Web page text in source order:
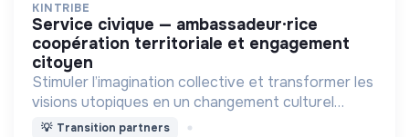
KINTRIBE
service civique — ambassadeur·rice
coopération territoriale et engagement
citoyen
Stimuler l’imagination collective et transformer les
visions utopiques en un changement culturel
tangible et des initiatives à impact.
💡 Transition partners